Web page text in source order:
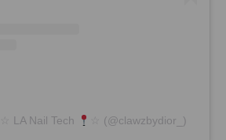
LA Nail Tech ☆ (@clawzbydior_)